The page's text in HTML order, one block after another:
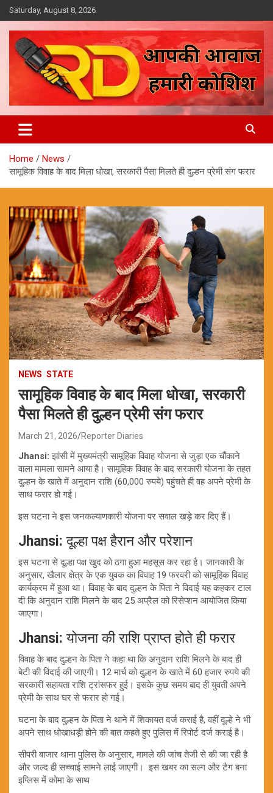
Skip
to
content
Saturday, August 8, 2026
Reporter Diaries
Home
News
सामूहिक विवाह के बाद मिला धोखा, सरकारी पैसा मिलते ही दुल्हन प्रेमी संग फरार
NEWS STATE
सामूहिक विवाह के बाद मिला धोखा, सरकारी
पैसा मिलते ही दुल्हन प्रेमी संग फरार
March 21, 2026 Reporter Diaries
Jhansi: झांसी में मुख्यमंत्री सामूहिक विवाह योजना से जुड़ा एक चौंकाने
वाला मामला सामने आया है। सामूहिक विवाह के बाद सरकारी योजना के तहत
दुल्हन के खाते में अनुदान राशि (60,000 रुपये) पहुंचते ही वह अपने प्रेमी के
साथ फरार हो गई।
इस घटना ने इस जनकल्याणकारी योजना पर सवाल खड़े कर दिए हैं।
Jhansi:दूल्हा पक्ष हैरान और परेशान
इस घटना से दूल्हा पक्ष खुद को ठगा हुआ महसूस कर रहा है। जानकारी के
अनुसार, खैलार क्षेत्र के एक युवक का विवाह 19 फरवरी को सामूहिक विवाह
कार्यक्रम में हुआ था। विवाह के बाद दुल्हन के पिता ने विदाई यह कहकर टाल
दी कि अनुदान राशि मिलने के बाद 25 अप्रैल को रिसेप्शन आयोजित किया
जाएगा।
Jhansi:योजना की राशि प्राप्त होते ही फरार
विवाह के बाद दुल्हन के पिता ने कहा था कि अनुदान राशि मिलने के बाद ही
बेटी की विदाई की जाएगी। 12 मार्च को दुल्हन के खाते में 60 हजार रुपये की
सरकारी सहायता राशि ट्रांसफर हुई। इसके कुछ समय बाद ही युवती अपने
प्रेमी के साथ घर से फरार हो गई।
घटना के बाद दुल्हन के पिता ने थाने में शिकायत दर्ज कराई है, वहीं दूल्हे ने भी
अपने साथ धोखाधड़ी होने की बात कहते हुए पुलिस में रिपोर्ट दर्ज कराई है।
सीपरी बाजार थाना पुलिस के अनुसार, मामले की जांच तेजी से की जा रही है
और जल्द ही सच्चाई सामने लाई जाएगी। इस खबर का सल्ग और टैग बना
इग्लिस मेंं कोमा के साथ